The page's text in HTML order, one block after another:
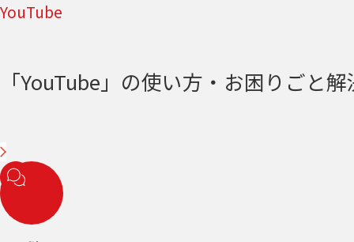
YouTube
「YouTube」の使い方・お困りごと